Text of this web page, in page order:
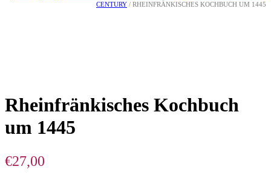
CENTURY / RHEINFRÄNKISCHES KOCHBUCH UM 1445
Rheinfränkisches Kochbuch
um 1445
€27,00